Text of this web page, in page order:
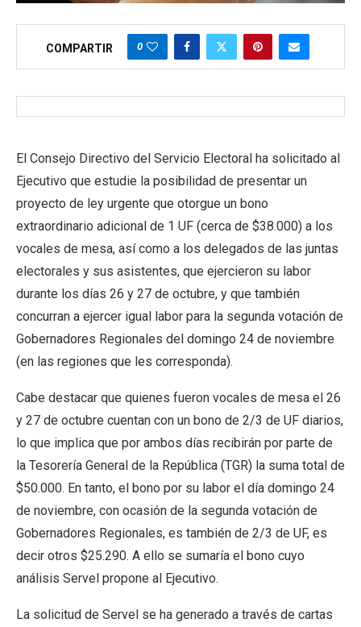
COMPARTIR 0
El Consejo Directivo del Servicio Electoral ha solicitado al
Ejecutivo que estudie la posibilidad de presentar un
proyecto de ley urgente que otorgue un bono
extraordinario adicional de 1 UF (cerca de $38.000) a los
vocales de mesa, así como a los delegados de las juntas
electorales y sus asistentes, que ejercieron su labor
durante los días 26 y 27 de octubre, y que también
concurran a ejercer igual labor para la segunda votación de
Gobernadores Regionales del domingo 24 de noviembre
(en las regiones que les corresponda).
Cabe destacar que quienes fueron vocales de mesa el 26
y 27 de octubre cuentan con un bono de 2/3 de UF diarios,
lo que implica que por ambos días recibirán por parte de
la Tesorería General de la República (TGR) la suma total de
$50.000. En tanto, el bono por su labor el día domingo 24
de noviembre, con ocasión de la segunda votación de
Gobernadores Regionales, es también de 2/3 de UF, es
decir otros $25.290. A ello se sumaría el bono cuyo
análisis Servel propone al Ejecutivo.
La solicitud de Servel se ha generado a través de cartas